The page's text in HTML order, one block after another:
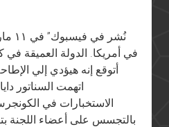
بوستات من
مقابلات في
في أمريكا. الدولة العميقة
أتوقع إنه هيؤدي إلي
اتهمت السناتور
الاستخبارات في
بالتجسس على أعضاء اللجنة